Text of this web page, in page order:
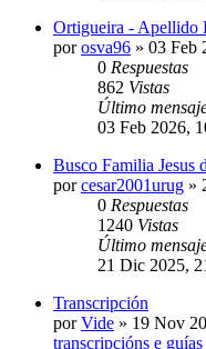
Ortigueira - Apellido
porosva96 » 03 Feb
0 Respuestas
862 Vistas
Último
03 Feb 2026,
Busco Familia Jesus
porcesar2001urug »
0 Respuestas
1240 Vistas
Último
21 Dic 2025,
Transcripción
porVide » 19 Nov
transcripcións e guías